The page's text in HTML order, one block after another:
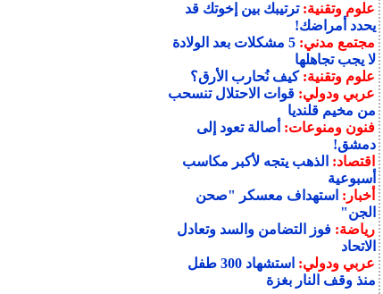
علوم وتقنية:ترتيبك بين إخوتك قد
يحدد أمراضك!
مجتمع مدني:
5 مشكلات بعد الولادة
لا يجب تجاهلها
علوم وتقنية:كيف نُحارب الأرق؟
عربي ودولي:قوات الاحتلال تنسحب
من مخيم قلنديا
فنون ومنوعات: أصالة تعود إلى
دمشق!
اقتصاد: الذهب يتجه لأكبر مكاسب
أسبوعية
أخبار: استهداف معسكر "صحن
الجن"
رياضة:فوز التضامن والسد وتعادل
الاتحاد
عربي ودولي:
استشهاد 300 طفل
منذ وقف النار بغزة